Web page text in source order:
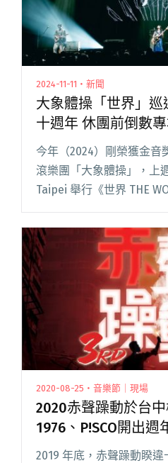
2024-11-11・新聞
大象體操「世界」巡
十週年 休團前倒數
今年（2024）剛榮獲金音
滾樂團「大象體操」，上
Taipei 舉行《世界 THE
場。 演出邀請過往曾合
包含來自日本的傳奇貝斯
象閱讀全文 "大象體操「
成團十週年 休團前倒數專
2020-08-25・音樂節｜現場
2020赤聲躁動於台
1976、P!SCO開出週
2019 年底，赤聲躁動睽